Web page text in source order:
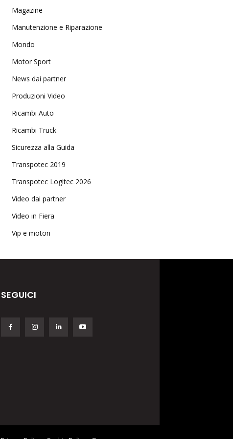
Magazine
Manutenzione e Riparazione
Mondo
Motor Sport
News dai partner
Produzioni Video
Ricambi Auto
Ricambi Truck
Sicurezza alla Guida
Transpotec 2019
Transpotec Logitec 2026
Video dai partner
Video in Fiera
Vip e motori
SEGUICI